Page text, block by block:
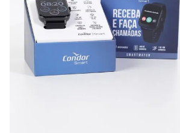
UN
Casio
Gang
Rose
Vermelho
Estilo